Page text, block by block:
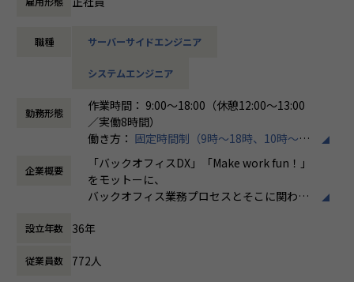
・ServiceNow PMとしてプロジェクトマネジメントの専門性
・ServiceNowアーキテクトとして技術領域を牽引するキャ
・新規プロジェクト立ち上げや標準化推進など、事業成長に
直結する役割を担うキャリア
・メンバー育成や組織づくりを推進するマネジメントキャリ
・将来的に組織マネージャーとして事業・組織運営を担うキ
【事業責任者からのメッセージ】
はまだ浸透していないソリューションがたくさんあります。
■大手ネットバンキング向けシステム画面設計
言語：Objectve-C、Swift OS：IOS/Android
■公庁向け大規模Web・モバイルアプリ開発プロジェクト
担当領域：要件定義／基本設計／詳細設計／実装／テスト／
リリース／運用保守
言語：React（TypeScript）Spring Boot（Java）OS：Linu
React Native（TypeScript）OS：Android
■生保業界向け顧客情報管理Webアプリケーションのマイグ
担当領域：要件定義／基本設計／詳細設計／実装
職種 サーバーサイドエンジニア
システムエンジニア
勤務形態
作業時間： 9:00～18:00（休憩12:00～13:00
／実働8時間）
働き方： 固定時間制（9時～18時、10時～19
時など）
時間外労働の有無： 有（月平均10時間）
休憩時間： 60分
企業概要
「バックオフィスDX」「Make work fun！」
をモットーに、
バックオフィス業務プロセスとそこに関わる
企業競争力を向上させることを使命としてい
設立年数 36年
従業員数 772人